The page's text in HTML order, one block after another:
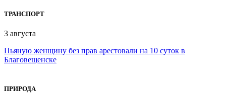
ТРАНСПОРТ
3 августа
Пьяную женщину без прав арестовали на 10 суток в
Благовещенске
ПРИРОДА